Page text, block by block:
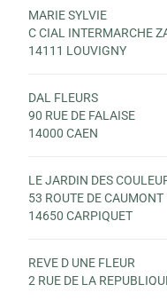
MARIE SYLVIE
C CIAL INTERMARCHE
14111 LOUVIGNY
DAL FLEURS
90 RUE DE FALAISE
14000 CAEN
LE JARDIN DES
53 ROUTE DE CAUMONT
14650 CARPIQUET
REVE D UNE FLEUR
2 RUE DE LA